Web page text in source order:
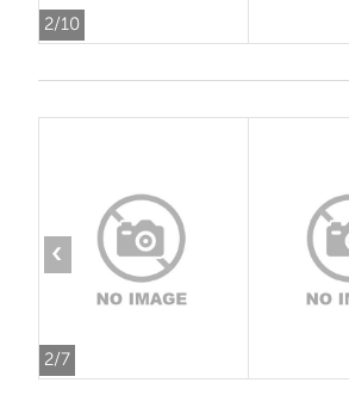
2/10
2/7
‹